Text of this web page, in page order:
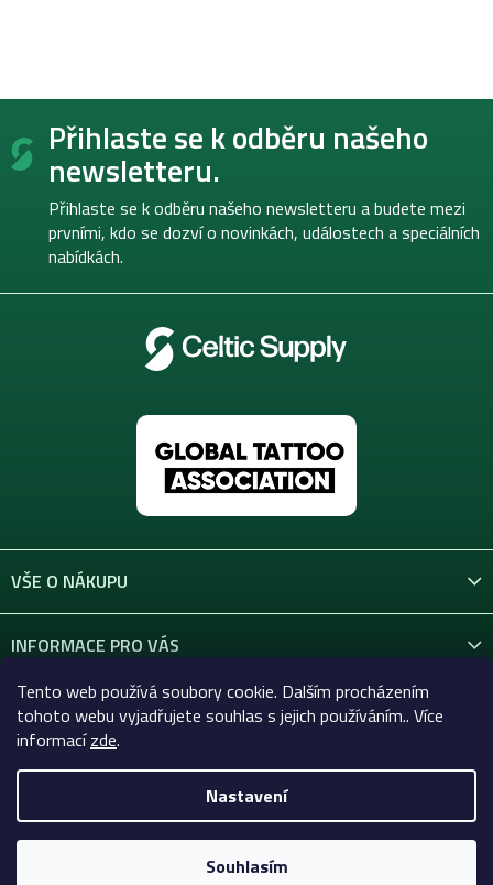
Tento web používá soubory cookie. Dalším procházením
tohoto webu vyjadřujete souhlas s jejich používáním.. Více
informacízde.
Nastavení
Souhlasím
Z
Přihlaste se k odběru našeho
newsletteru.
Přihlaste se k odběru našeho newsletteru a budete mezi
prvními, kdo se dozví o novinkách, událostech a speciálních
nabídkách.
VŠE O NÁKUPU
INFORMACE PRO VÁS
KONTAKT
Copyright 2026Celtic-Supply.cz | Vše pro tetování a
permanentní makeup. Všechna práva vyhrazena.